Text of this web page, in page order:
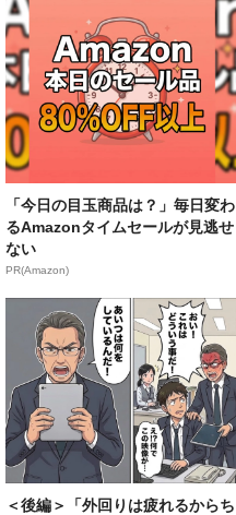
「今日の目玉商品は？」毎日変わ
るAmazonタイムセールが見逃せ
ない
PR(Amazon)
＜後編＞「外回りは疲れるからち